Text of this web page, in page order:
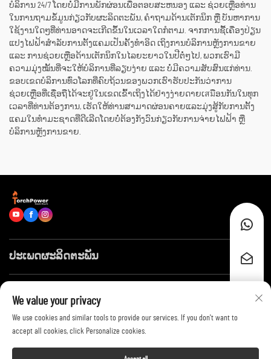
ບໍລິການ 24/7 ໂດຍບໍ່ມີການພັກຜ່ອນເພື່ອຕອບສະຫນອງ ແລະ ຊ່ວຍເຫຼືອທ່ານ
ໃນການຖາມຂໍ້ມູນກ່ຽວກັບຜະລິດຕະພັນ, ຄຳຖາມດ້ານເຕັກນິກ ຫຼື ບັນຫາການ
ໃຊ້ງານໃດໆທີ່ທ່ານອາດຈະເກີດຂຶ້ນໃນເວລາໃດກໍຕາມ. ຈາກການຊື້ເຄື່ອງປ່ຽນ
ແປງໄຟຟ້າສຳລັບການຕັ້ງແຄມເປັນຄັ້ງທຳອິດ ເຖິງການບໍລິການຫຼັງການຂາຍ
ແລະ ການຊ່ວຍເຫຼືອດ້ານເຕັກນິກໃນໄລຍະຍາວໃນປີຕໍ່ໆໄປ, ພວກເຮົາມີ
ຄວາມມຸ່ງໝັ້ນທີ່ຈະໃຫ້ບໍລິການທີ່ລຽບງ່າຍ ແລະ ບໍ່ມີຄວາມສັບສົນແກ່ທ່ານ.
ຂອບເຂດບໍລິການທົ່ວໂລກທີ່ຄົບຖ້ວນຂອງພວກເຮົາຮັບປະກັນວ່າການ
ຊ່ວຍເຫຼືອທີ່ເຊື່ອຖືໄດ້ຈະຢູ່ໃນເຂດເຂົ້າເຖິງໄດ້ຢ່າງງ່າຍດາຍເสมືອນກັນໃນທຸກ
ເວລາທີ່ທ່ານຕ້ອງການ, ເຮັດໃຫ້ທ່ານສາມາດຜ່ອນຄາຍແລະມຸ່ງສູ້ກັບການຕັ້ງ
ແຄມໃນທຳມະຊາດທີ່ດີເລີດໂດຍບໍ່ຕ້ອງກັງວົນກ່ຽວກັບການຈ່າຍໄຟຟ້າ ຫຼື
ບໍລິການຫຼັງການຂາຍ.
ປະເພດຜະລິດຕະພັນ
ຕິດຕໍ່ພວກເຮົາ
We value your privacy
We use cookies and similar tools to provide our services. If you don't want to
accept all cookies, click Personalize cookies.